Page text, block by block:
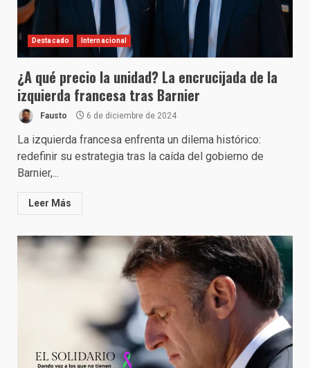
Destacado Internacional
¿A qué precio la unidad? La encrucijada de la
izquierda francesa tras Barnier
Fausto 6 de diciembre de 2024
La izquierda francesa enfrenta un dilema histórico:
redefinir su estrategia tras la caída del gobierno de
Barnier,...
Leer Más